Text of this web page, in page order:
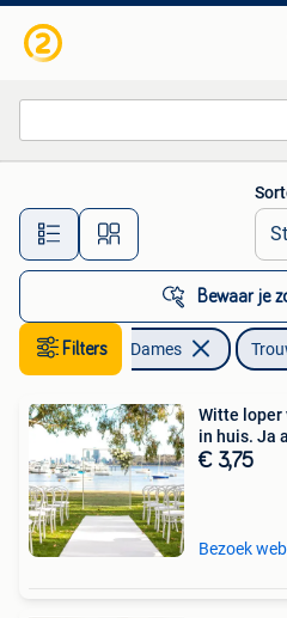
Alle
Bewaar je
Filters
Kleding | Dames
Witte loper
in huis. Ja
€ 3,75
Bezoek